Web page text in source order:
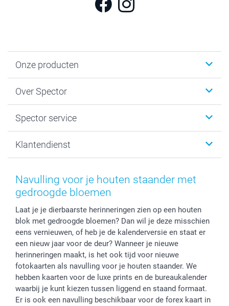
Onze producten
Kaartjes
Fotoboeken
Fotoprints, Fotoposter & Fotoalbum met fotoprints
Fotokaders, Decoratie en Snoepjes
Smartphone cases
Over Spector
Sitemap
Privacybeleid
Spector service
smartbonus
Mijn orderstatus
Klantendienst
Navulling voor je houten staander met
gedroogde bloemen
Laat je je dierbaarste herinneringen zien op een houten
blok met gedroogde bloemen? Dan wil je deze misschien
eens vernieuwen, of heb je de kalenderversie en staat er
een nieuw jaar voor de deur? Wanneer je nieuwe
herinneringen maakt, is het ook tijd voor nieuwe
fotokaarten als navulling voor je houten staander. We
hebben kaarten voor de luxe prints en de bureaukalender
waarbij je kunt kiezen tussen liggend en staand formaat.
Er is ook een navulling beschikbaar voor de forex kaart in